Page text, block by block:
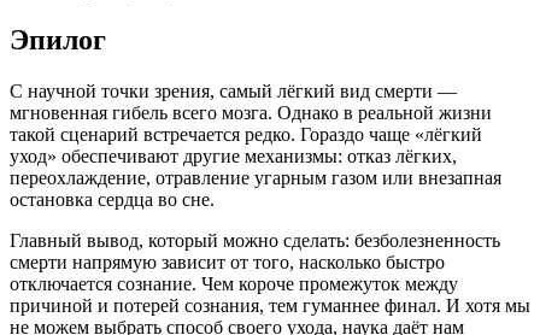
Эпилог
С научной точки зрения, самый лёгкий вид смерти —
мгновенная гибель всего мозга. Однако в реальной жизни
такой сценарий встречается редко. Гораздо чаще «лёгкий
уход» обеспечивают другие механизмы: отказ лёгких,
переохлаждение, отравление угарным газом или внезапная
остановка сердца во сне.
Главный вывод, который можно сделать: безболезненность
смерти напрямую зависит от того, насколько быстро
отключается сознание. Чем короче промежуток между
причиной и потерей сознания, тем гуманнее финал. И хотя мы
не можем выбрать способ своего ухода, наука даёт нам